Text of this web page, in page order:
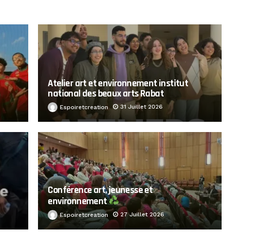
Atelier art et environnement institut
national des beaux arts Rabat
Espoiretcreation 31 Juillet 2026
Conférence art, jeunesse et
environnement
Espoiretcreation 27 Juillet 2026